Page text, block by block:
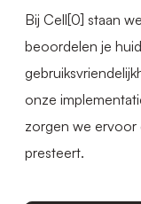
Bij Cell[0] staan
beoordelen je
onze
zorgen we ervoor
presteert.